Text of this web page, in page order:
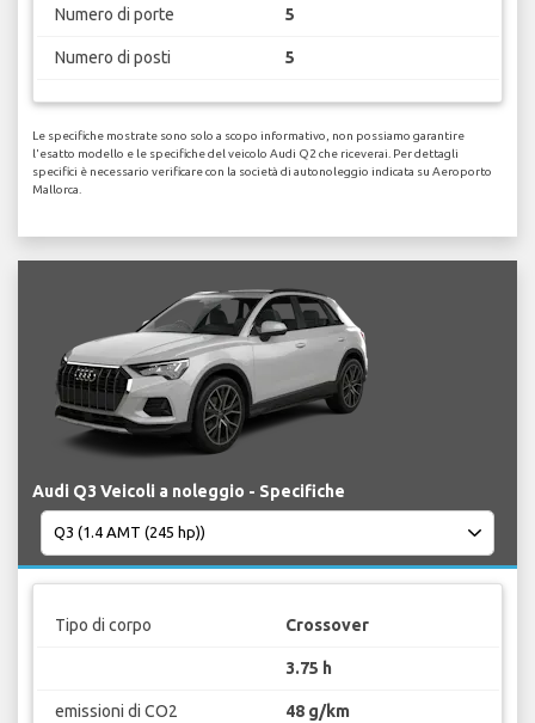
Numero di porte 5
Numero di posti 5
Le specifiche mostrate sono solo a scopo informativo, non possiamo garantire
l'esatto modello e le specifiche del veicolo Audi Q2 che riceverai. Per dettagli
specifici è necessario verificare con la società di autonoleggio indicata su Aeroporto
Mallorca.
Audi Q3 Veicoli a noleggio - Specifiche
Tipo di corpo Crossover
3.75 h
emissioni di CO2 48 g/km